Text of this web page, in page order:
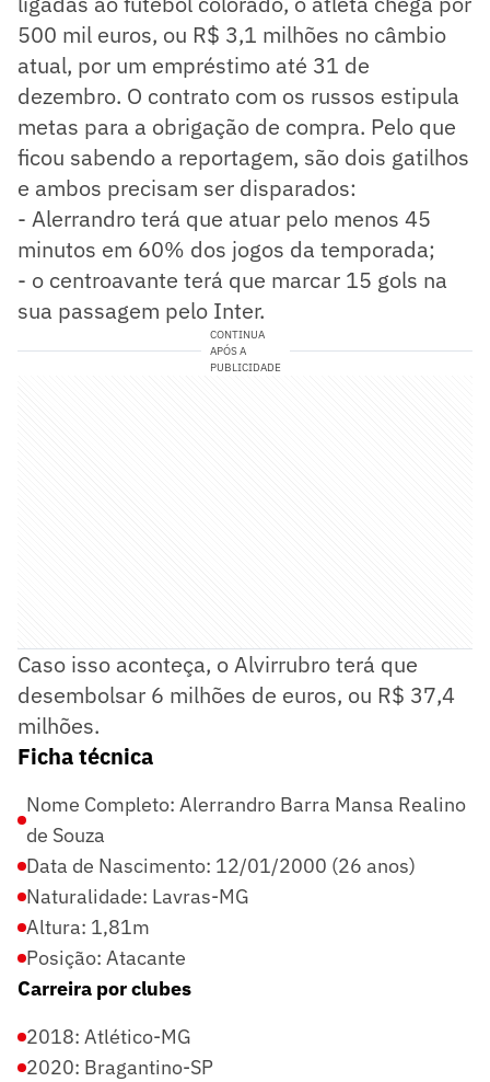
500 mil euros, ou R$ 3,1 milhões no câmbio
atual, por um empréstimo até 31 de
dezembro. O contrato com os russos estipula
metas para a obrigação de compra. Pelo que
ficou sabendo a reportagem, são dois gatilhos
e ambos precisam ser disparados:
- Alerrandro terá que atuar pelo menos 45
minutos em 60% dos jogos da temporada;
- o centroavante terá que marcar 15 gols na
sua passagem pelo Inter.
CONTINUA
APÓS A
PUBLICIDADE
Caso isso aconteça, o Alvirrubro terá que
desembolsar 6 milhões de euros, ou R$ 37,4
milhões.
Ficha técnica
Nome Completo: Alerrandro Barra Mansa Realino
de Souza
Data de Nascimento: 12/01/2000 (26 anos)
Naturalidade: Lavras-MG
Altura: 1,81m
Posição: Atacante
Carreira por clubes
2018: Atlético-MG
2020: Bragantino-SP